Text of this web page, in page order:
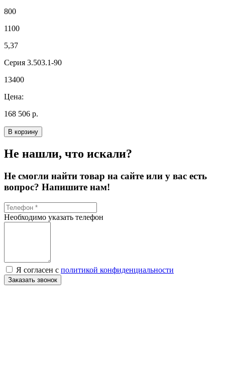
800
1100
5,37
Серия 3.503.1-90
13400
Цена:
168 506 р.
В корзину
Не нашли, что искали?
Не смогли найти товар на сайте или у вас есть
вопрос? Напишите нам!
Необходимо указать телефон
Я согласен с политикой конфиденциальности
Заказать звонок